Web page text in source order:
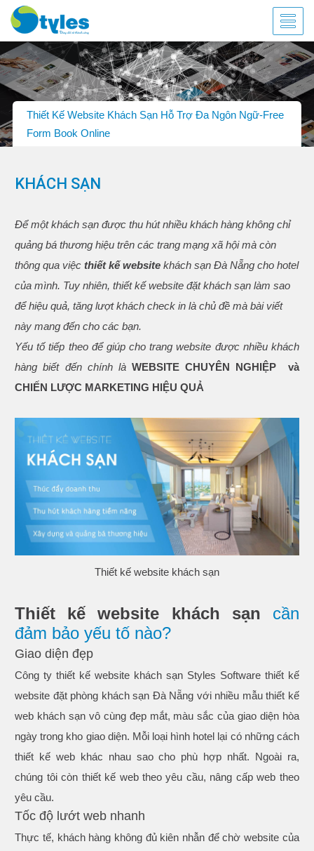
Thiết Kế Website Khách Sạn Hỗ Trợ Đa Ngôn Ngữ-Free
Form Book Online
KHÁCH SẠN
Để một khách sạn được thu hút nhiều khách hàng không chỉ
quảng bá thương hiệu trên các trang mạng xã hội mà còn
thông qua việcthiết kế website khách sạn Đà Nẵng cho hotel
của mình. Tuy nhiên, thiết kế website đặt khách sạn làm sao
để hiệu quả, tăng lượt khách check in là chủ đề mà bài viết
này mang đến cho các bạn.
Yếu tố tiếp theo để giúp cho trang website được nhiều khách
hàng biết đến chính làWEBSITE CHUYÊN NGHIỆP và
CHIẾN LƯỢC MARKETING HIỆU QUẢ
Thiết kế website khách sạn
Thiết kế website khách sạn cần
đảm bảo yếu tố nào?
Giao diện đẹp
Công ty thiết kế website khách sạn Styles Software thiết kế
website đặt phòng khách sạn Đà Nẵng với nhiều mẫu thiết kế
web khách sạn vô cùng đẹp mắt, màu sắc của giao diện hòa
ngày trong kho giao diện. Mỗi loại hình hotel lại có những cách
thiết kế web khác nhau sao cho phù hợp nhất. Ngoài ra,
chúng tôi còn thiết kế web theo yêu cầu, nâng cấp web theo
yêu cầu.
Tốc độ lướt web nhanh
Thực tế, khách hàng không đủ kiên nhẫn để chờ website của